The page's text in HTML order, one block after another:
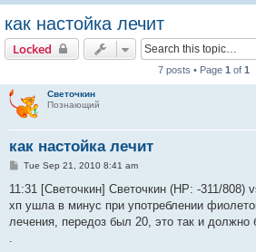
как настойка лечит
Locked
7 posts • Page 1 of 1
Светочкин
Познающий
как настойка лечит
P
s
Tue Sep 21, 2010 8:41 am
11:31 [Светочкин] Светочкин (HP: -311/808)
хп ушла в минус при употреблении
лечения, передоз был 20, это так и должно
.